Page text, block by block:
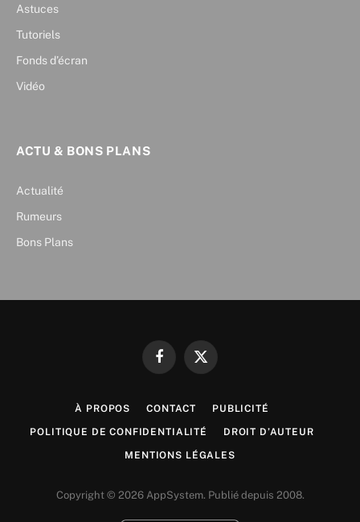
Astuces
Tutoriels
Fonds d’écran
Vidéo
ACTU & BONS PLANS
Actualité
Rumeurs
Bons Plans
FacebookX
À PROPOS CONTACT PUBLICITÉ
POLITIQUE DE CONFIDENTIALITÉ DROIT D’AUTEUR
MENTIONS LÉGALES
Copyright © 2026 AppSystem. Publié depuis 2008.